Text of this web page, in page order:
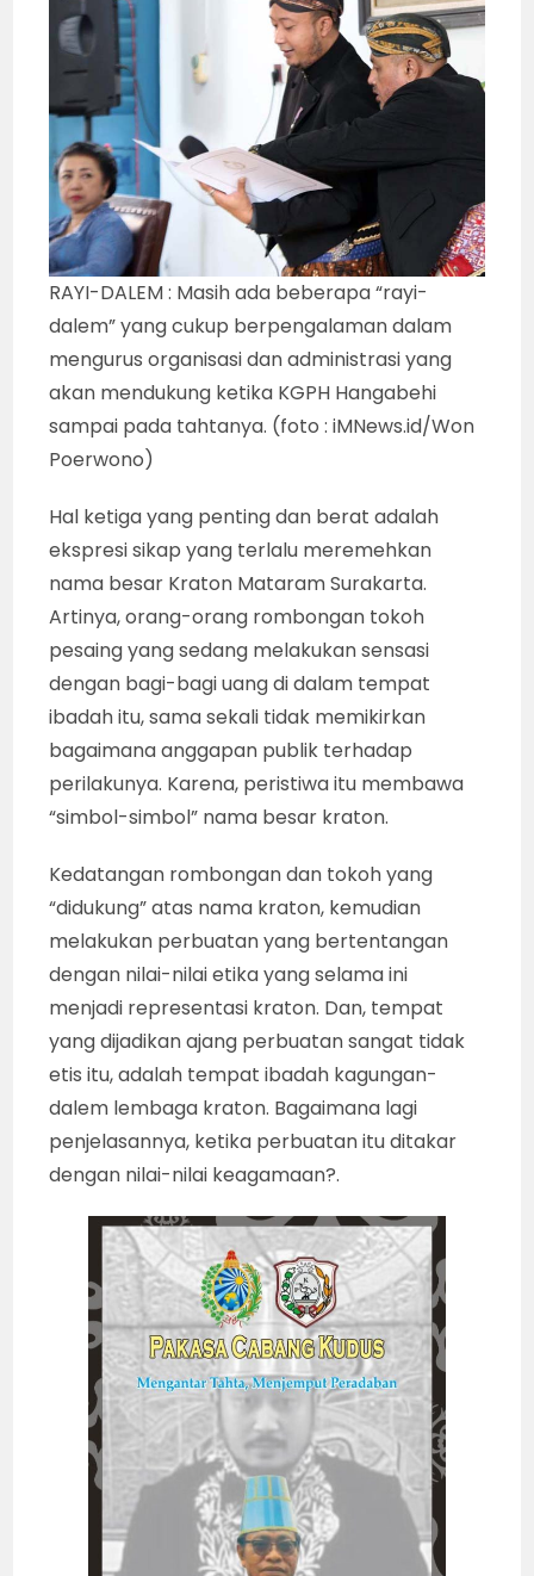
RAYI-DALEM : Masih ada beberapa “rayi-
dalem” yang cukup berpengalaman dalam
mengurus organisasi dan administrasi yang
akan mendukung ketika KGPH Hangabehi
sampai pada tahtanya. (foto : iMNews.id/Won
Poerwono)
Hal ketiga yang penting dan berat adalah
ekspresi sikap yang terlalu meremehkan
nama besar Kraton Mataram Surakarta.
Artinya, orang-orang rombongan tokoh
pesaing yang sedang melakukan sensasi
dengan bagi-bagi uang di dalam tempat
ibadah itu, sama sekali tidak memikirkan
bagaimana anggapan publik terhadap
perilakunya. Karena, peristiwa itu membawa
“simbol-simbol” nama besar kraton.
Kedatangan rombongan dan tokoh yang
“didukung” atas nama kraton, kemudian
melakukan perbuatan yang bertentangan
dengan nilai-nilai etika yang selama ini
menjadi representasi kraton. Dan, tempat
yang dijadikan ajang perbuatan sangat tidak
etis itu, adalah tempat ibadah kagungan-
dalem lembaga kraton. Bagaimana lagi
penjelasannya, ketika perbuatan itu ditakar
dengan nilai-nilai keagamaan?.